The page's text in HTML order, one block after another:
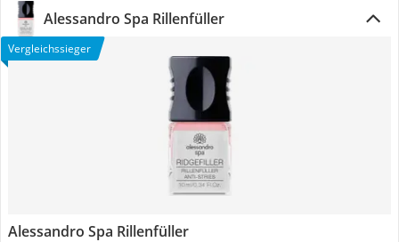
Alessandro Spa Rillenfüller
Vergleichssieger
Alessandro Spa Rillenfüller